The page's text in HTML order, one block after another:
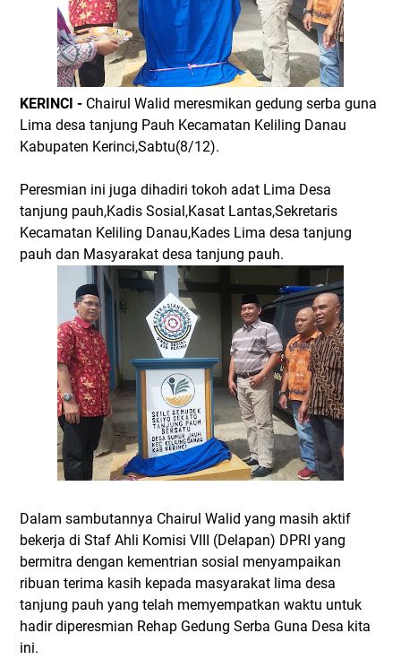
KERINCI - Chairul Walid meresmikan gedung serba guna
Lima desa tanjung Pauh Kecamatan Keliling Danau
Kabupaten Kerinci,Sabtu(8/12).
Peresmian ini juga dihadiri tokoh adat Lima Desa
tanjung pauh,Kadis Sosial,Kasat Lantas,Sekretaris
Kecamatan Keliling Danau,Kades Lima desa tanjung
pauh dan Masyarakat desa tanjung pauh.
Dalam sambutannya Chairul Walid yang masih aktif
bekerja di Staf Ahli Komisi VIII (Delapan) DPRI yang
bermitra dengan kementrian sosial menyampaikan
ribuan terima kasih kepada masyarakat lima desa
tanjung pauh yang telah memyempatkan waktu untuk
hadir diperesmian Rehap Gedung Serba Guna Desa kita
ini.